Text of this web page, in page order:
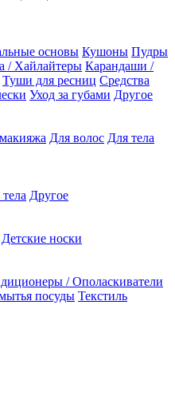
основы Кушоны Пудры
/ Хайлайтеры Карандаши /
Туши для ресниц Средства
Уход за губами Другое
Для волос Для тела
Другое
Детские носки
/ Ополаскиватели
посуды Текстиль